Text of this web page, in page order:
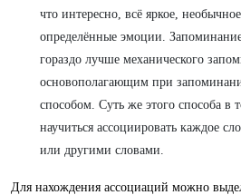
что интересно, всё яркое,
определённые эмоции.
гораздо лучше механического
основополагающим при
способом. Суть же этого способа в
научиться ассоциировать каждое
или другими словами.
Для нахождения ассоциаций можно